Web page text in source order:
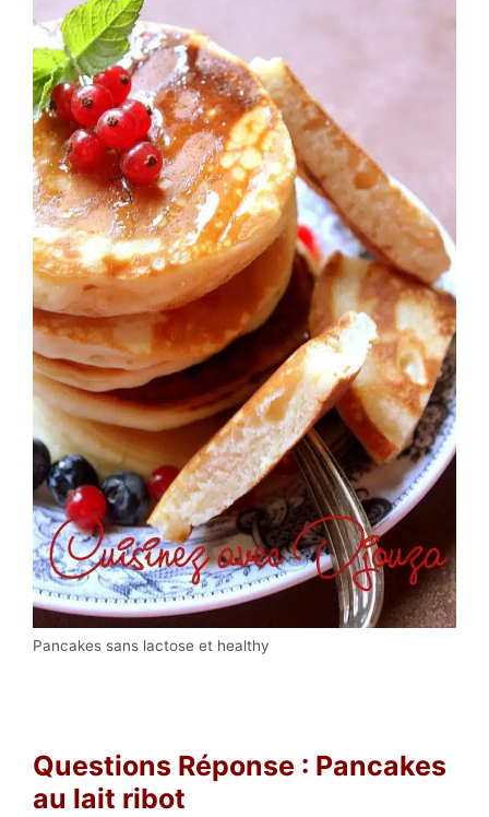
Pancakes sans lactose et healthy
Questions Réponse : Pancakes
au lait ribot